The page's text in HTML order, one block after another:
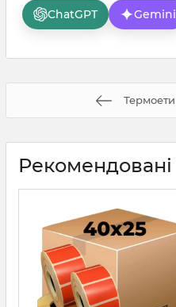
ChatGPT Gemini